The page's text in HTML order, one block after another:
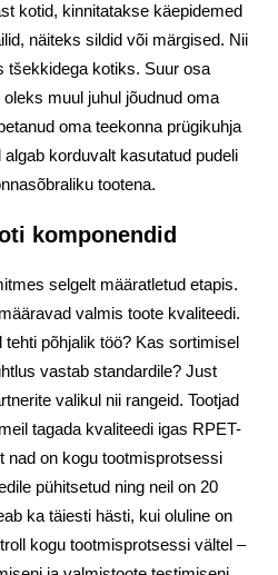
kotid, kinnitatakse käepidemed
näiteks sildid või märgised. Nii
tšekkidega kotiks. Suur osa
muul juhul jõudnud oma
oma teekonna prügikuhja
korduvalt kasutatud pudeli
tootena.
komponendid
selgelt määratletud etapis.
valmis toote kvaliteedi.
põhjalik töö? Kas sortimisel
vastab standardile? Just
valikul nii rangeid. Tootjad
tagada kvaliteedi igas RPET-
nad on kogu tootmisprotsessi
pühitsetud ning neil on 20
ka täiesti hästi, kui oluline on
kogu tootmisprotsessi vältel –